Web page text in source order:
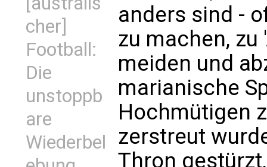
cher]
Football:
Die
unstoppb
are
Wiederbel
anders sind -
zu machen, zu
meiden und
marianische
Hochmütigen
zerstreut
Thron